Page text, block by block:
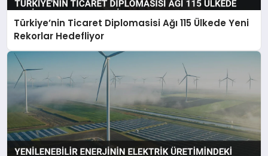
Türkiye’nin Ticaret Diplomasisi Ağı 115 Ülkede Yeni
Rekorlar Hedefliyor